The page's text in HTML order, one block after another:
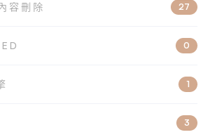
容刪除 27
0
1
3